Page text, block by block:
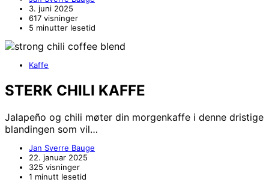
3. juni 2025
617 visninger
5 minutter lesetid
Kaffe
STERK CHILI KAFFE
Jalapeño og chili møter din morgenkaffe i denne dristige
blandingen som vil…
Jan Sverre Bauge
22. januar 2025
325 visninger
1 minutt lesetid